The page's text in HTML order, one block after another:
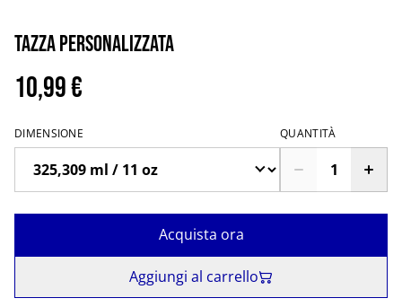
Tazza personalizzata
10,99 €
DIMENSIONE QUANTITÀ
Acquista ora
Aggiungi al carrello